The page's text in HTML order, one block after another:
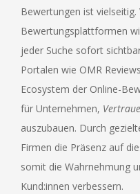
Bewertungen ist vielseitig.
Bewertungsplattformen
jeder Suche sofort
Portalen wie OMR
Ecosystem der Online-
für Unternehmen,
auszubauen. Durch
Firmen die Präsenz auf
somit die Wahrnehmung
Kund:innen verbessern.